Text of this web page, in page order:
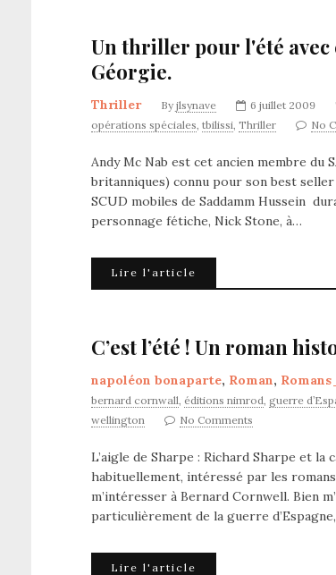
Un thriller pour l'été avec
Géorgie.
Thriller By jlsynave 6 juillet 2009
opérations spéciales, tbilissi, Thriller No
Andy Mc Nab est cet ancien membre du
britanniques) connu pour son best seller
SCUD mobiles de Saddamm Hussein
personnage fétiche, Nick Stone, à…
Lire l'article
C’est l’été ! Un roman
napoléon bonaparte, Roman,
bernard cornwall, éditions nimrod, guerre
wellington
No Comments
L’aigle de Sharpe : Richard Sharpe et la
habituellement, intéressé par les
m’intéresser à Bernard Cornwell. Bien
particulièrement de la guerre
Lire l'article